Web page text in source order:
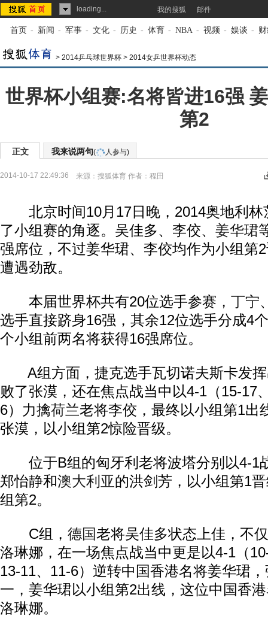
loading... 我的搜狐 邮件
首页 - 新闻 - 军事 - 文化 - 历史 - 体育 - NBA - 视频 - 娱谈 -
> 2014乒乓球世界杯 > 2014女乒世界杯动态
世界杯小组赛:名将皆进16强
第2
正文 我来说两句( 人参与)
2014-10-17 22:49:36 来源： 搜狐体育 作者：程田
北京时间10月17日晚，2014奥地利林
了小组赛的角逐。吴佳多、李佼、 姜华珺
强席位，不过姜华珺、李佼均作为小组第
遭遇劲敌。
本届世界杯共有20位选手参赛， 丁宁
选手直接跻身16强，其余12位选手分成4
个小组前两名将获得16强席位。
A组方面，捷克选手瓦切诺夫斯卡发挥
败了张漠，还在焦点战当中以4-1（15-17
6）力擒荷兰老将李佼，最终以小组第1出
张漠，以小组第2惊险晋级。
位于B组的匈牙利老将波塔分别以4-1
郑怡静和澳大利亚的洪剑芳，以小组第1
组第2。
C组， 德国老将吴佳多状态上佳，不
洛琳娜，在一场焦点战当中更是以4-1（
13-11、11-6）逆转中国香港名将姜华珺
一，姜华珺以小组第2出线，这位中国香
洛琳娜。